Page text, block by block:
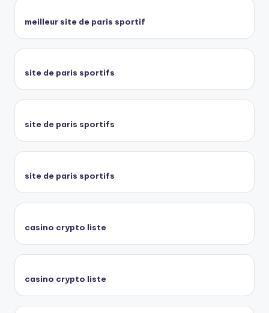
meilleur site de paris sportif
site de paris sportifs
site de paris sportifs
site de paris sportifs
casino crypto liste
casino crypto liste